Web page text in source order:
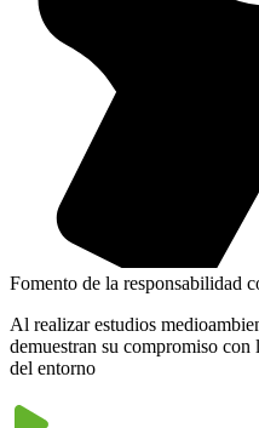
Fomento de la responsabilidad
Al realizar estudios
demuestran su compromiso
del entorno